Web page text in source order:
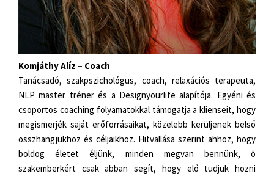
Komjáthy Alíz – Coach
Tanácsadó, szakpszichológus, coach, relaxációs terapeuta,
NLP master tréner és a Designyourlife alapítója. Egyéni és
csoportos coaching folyamatokkal támogatja a klienseit, hogy
megismerjék saját erőforrásaikat, közelebb kerüljenek belső
összhangjukhoz és céljaikhoz. Hitvallása szerint ahhoz, hogy
boldog életet éljünk, minden megvan bennünk, ő
szakemberkért csak abban segít, hogy elő tudjuk hozni